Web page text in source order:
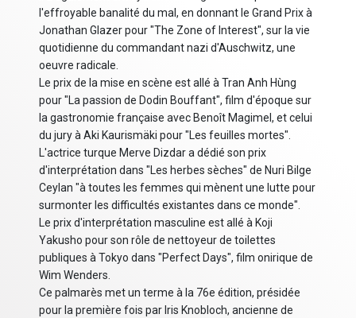
l'effroyable banalité du mal, en donnant le Grand Prix à
Jonathan Glazer pour "The Zone of Interest", sur la vie
quotidienne du commandant nazi d'Auschwitz, une
oeuvre radicale.
Le prix de la mise en scène est allé à Tran Anh Hùng
pour "La passion de Dodin Bouffant", film d'époque sur
la gastronomie française avec Benoît Magimel, et celui
du jury à Aki Kaurismäki pour "Les feuilles mortes".
L'actrice turque Merve Dizdar a dédié son prix
d'interprétation dans "Les herbes sèches" de Nuri Bilge
Ceylan "à toutes les femmes qui mènent une lutte pour
surmonter les difficultés existantes dans ce monde".
Le prix d'interprétation masculine est allé à Koji
Yakusho pour son rôle de nettoyeur de toilettes
publiques à Tokyo dans "Perfect Days", film onirique de
Wim Wenders.
Ce palmarès met un terme à la 76e édition, présidée
pour la première fois par Iris Knobloch, ancienne de